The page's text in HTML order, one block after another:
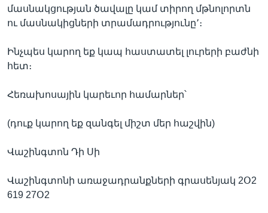
մասնակցության ծավալը կամ տիրող մթնոլորտն
ու մասնակիցների տրամադրությունը՚։
Ինչպես կարող եք կապ հաստատել լուրերի բաժնի
հետ։
Հեռախոսային կարեւոր համարներ՝
(դուք կարող եք զանգել միշտ մեր հաշվին)
Վաշինգտոն Դի Սի
Վաշինգտոնի առաջադրանքների գրասենյակ 2Օ2
619 27Օ2